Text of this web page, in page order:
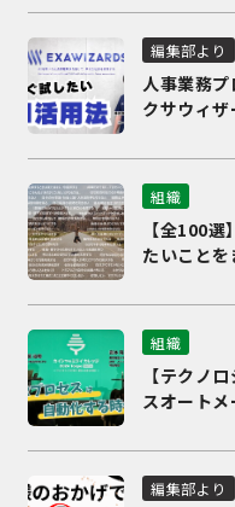
編集部より
人事業務
クサウィ
組織
【全100
たいこと
組織
【テクノ
スオート
編集部より